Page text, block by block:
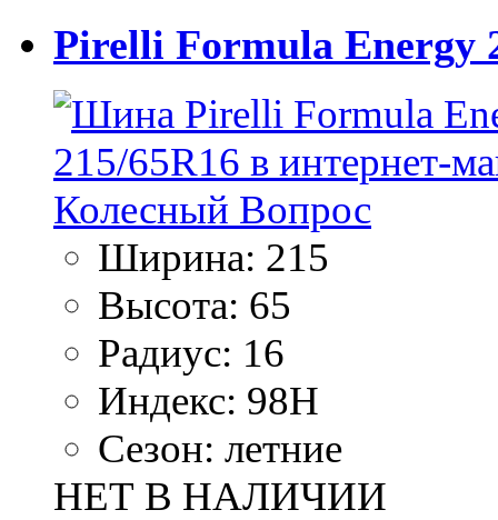
Pirelli Formula Energy
Ширина: 215
Высота: 65
Радиус: 16
Индекс: 98H
Сезон: летние
НЕТ В НАЛИЧИИ